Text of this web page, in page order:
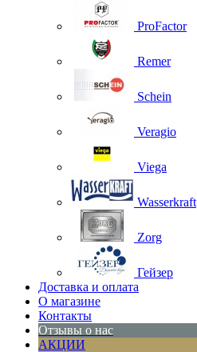
ProFactor
Remer
Schein
Veragio
Viega
Wasserkraft
Zorg
Гейзер
Доставка и оплата
О магазине
Контакты
Отзывы о нас
АКЦИИ